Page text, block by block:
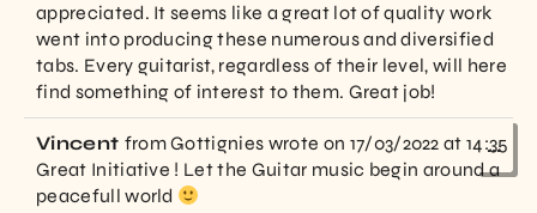
appreciated. It seems like a great lot of quality work
went into producing these numerous and diversified
tabs. Every guitarist, regardless of their level, will here
find something of interest to them. Great job!
Vincent fromGottignies wrote on 17/03/2022 at 14:35
Great Initiative ! Let the Guitar music begin around a
peacefull world
...